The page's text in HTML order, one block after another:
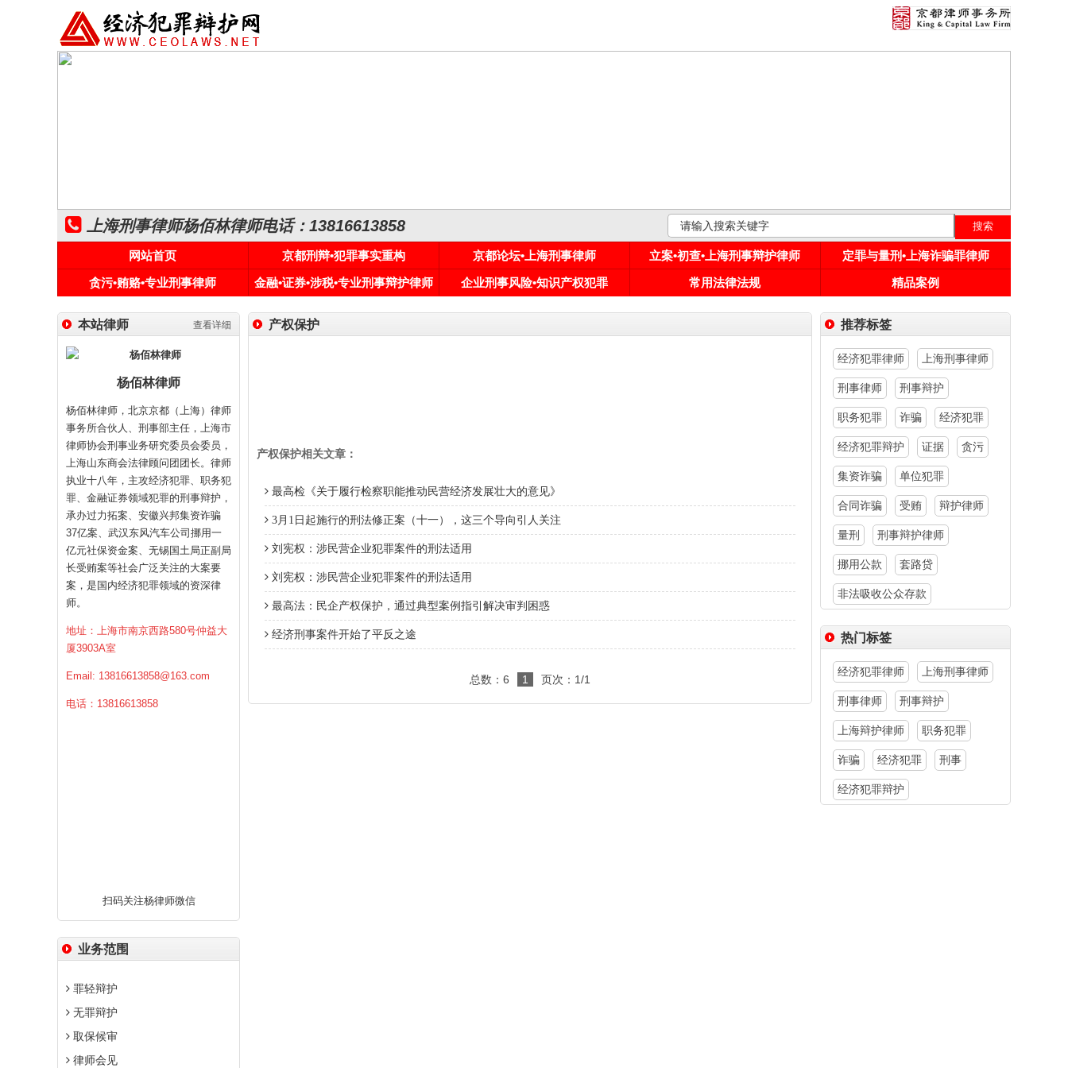
上海刑事律师杨佰林律师电话：13816613858
网站首页 京都刑辩•犯罪事实重构 京都论坛•上海刑事律师 立案•初查•上海刑事辩护律师
定罪与量刑•上海诈骗罪律师
贪污•贿赂•专业刑事律师
金融•证券•涉税•专业刑事辩护律师 企业刑事风险•知识产权犯罪 常用法律法规 精品案例
查看详细
本站律师
杨佰林律师
杨佰林律师，北京京都（上海）律师
事务所合伙人、刑事部主任，上海市
律师协会刑事业务研究委员会委员，
上海山东商会法律顾问团团长。律师
执业十八年，主攻经济犯罪、职务犯
罪、金融证券领域犯罪的刑事辩护，
承办过力拓案、安徽兴邦集资诈骗
37亿案、武汉东风汽车公司挪用一
亿元社保资金案、无锡国土局正副局
长受贿案等社会广泛关注的大案要
案，是国内经济犯罪领域的资深律
师。
地址：上海市南京西路580号仲益大
厦3903A室
Email: 13816613858@163.com
电话：13816613858
扫码关注杨律师微信
业务范围
罪轻辩护
无罪辩护
取保候审
律师会见
产权保护
产权保护相关文章：
最高检《关于履行检察职能推动民营经济发展壮大的意见》
3月1日起施行的刑法修正案（十一），这三个导向引人关注
刘宪权：涉民营企业犯罪案件的刑法适用
刘宪权：涉民营企业犯罪案件的刑法适用
最高法：民企产权保护，通过典型案例指引解决审判困惑
经济刑事案件开始了平反之途
总数：6 1 页次：1/1
推荐标签
经济犯罪律师 上海刑事律师
刑事律师 刑事辩护
职务犯罪 诈骗 经济犯罪
经济犯罪辩护 证据 贪污
集资诈骗 单位犯罪
合同诈骗 受贿 辩护律师
量刑 刑事辩护律师
挪用公款 套路贷
非法吸收公众存款
热门标签
经济犯罪律师 上海刑事律师
刑事律师 刑事辩护
上海辩护律师 职务犯罪
诈骗 经济犯罪 刑事
经济犯罪辩护